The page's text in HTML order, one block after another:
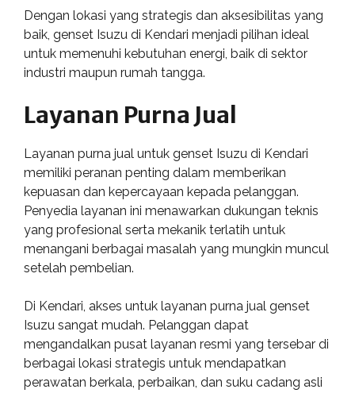
Dengan lokasi yang strategis dan aksesibilitas yang
baik, genset Isuzu di Kendari menjadi pilihan ideal
untuk memenuhi kebutuhan energi, baik di sektor
industri maupun rumah tangga.
Layanan Purna Jual
Layanan purna jual untuk genset Isuzu di Kendari
memiliki peranan penting dalam memberikan
kepuasan dan kepercayaan kepada pelanggan.
Penyedia layanan ini menawarkan dukungan teknis
yang profesional serta mekanik terlatih untuk
menangani berbagai masalah yang mungkin muncul
setelah pembelian.
Di Kendari, akses untuk layanan purna jual genset
Isuzu sangat mudah. Pelanggan dapat
mengandalkan pusat layanan resmi yang tersebar di
berbagai lokasi strategis untuk mendapatkan
perawatan berkala, perbaikan, dan suku cadang asli